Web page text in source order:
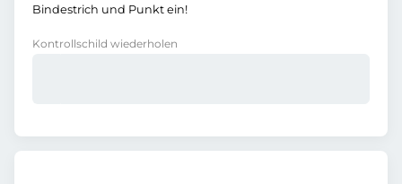
Bindestrich und Punkt ein!
Kontrollschild wiederholen